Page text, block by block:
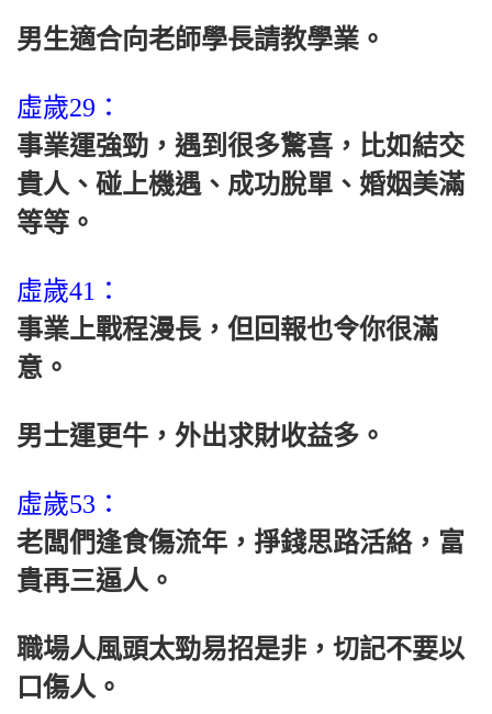
男生適合向老師學長請教學業。
虛歲29：
事業運強勁，遇到很多驚喜，比如結交
貴人、碰上機遇、成功脫單、婚姻美滿
等等。
虛歲41：
事業上戰程漫長，但回報也令你很滿
意。
男士運更牛，外出求財收益多。
虛歲53：
老闆們逢食傷流年，掙錢思路活絡，富
貴再三逼人。
職場人風頭太勁易招是非，切記不要以
口傷人。